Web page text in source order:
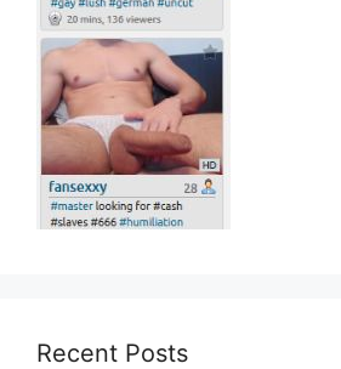
Recent Posts